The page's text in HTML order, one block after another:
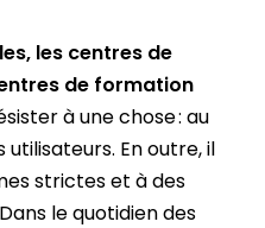
les centres de
de formation
à une chose : au
En outre, il
strictes et à des
le quotidien des